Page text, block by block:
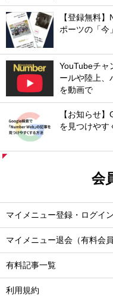
【登録無料
ポーツの「今
YouTubeチャ
ールや陸上、
を動画で
【お知らせ
を見つけやす
会
マイメニュー登録・ログイン
マイメニュー退会（有料会員
有料記事一覧
利用規約